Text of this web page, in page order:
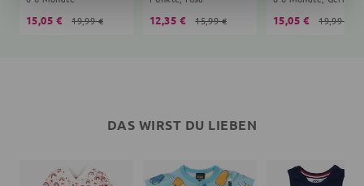
15,05 € 19,99 € 12,35 € 15,99 € 15,05 € 19,99 €
DAS WIRST DU LIEBEN